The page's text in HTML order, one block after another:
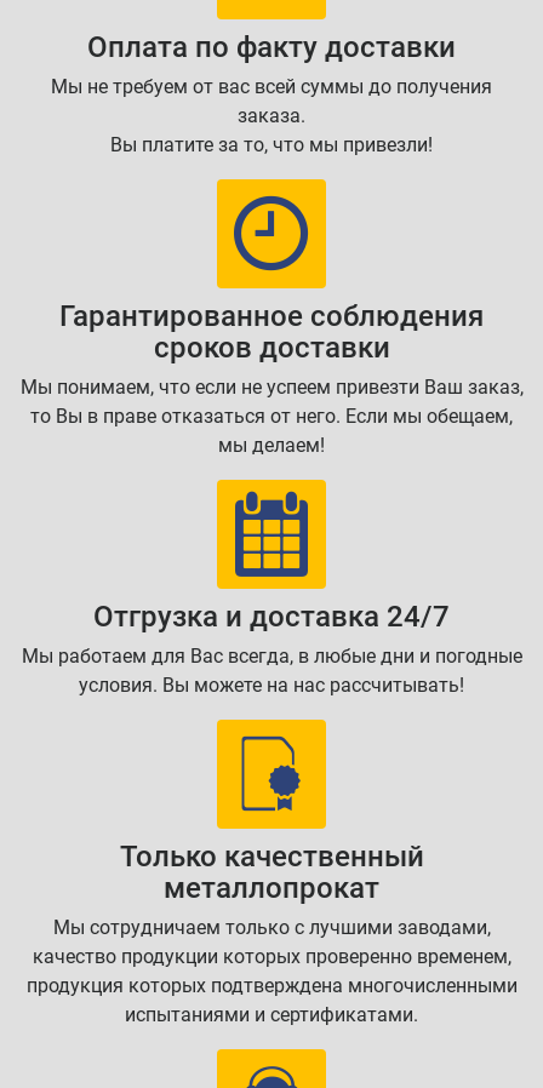
Оплата по факту доставки
Мы не требуем от вас всей суммы до получения
заказа.
Вы платите за то, что мы привезли!
Гарантированное соблюдения
сроков доставки
Мы понимаем, что если не успеем привезти Ваш заказ,
то Вы в праве отказаться от него. Если мы обещаем,
мы делаем!
Отгрузка и доставка 24/7
Мы работаем для Вас всегда, в любые дни и погодные
условия. Вы можете на нас рассчитывать!
Только качественный
металлопрокат
Мы сотрудничаем только с лучшими заводами,
качество продукции которых проверенно временем,
продукция которых подтверждена многочисленными
испытаниями и сертификатами.